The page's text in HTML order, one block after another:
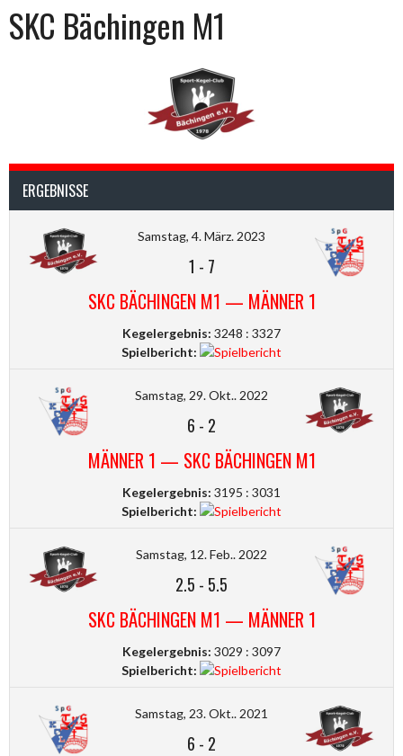
SKC Bächingen M1
ERGEBNISSE
Samstag, 4. März. 2023
1 - 7
SKC BÄCHINGEN M1 — MÄNNER 1
Kegelergebnis: 3248 : 3327
Spielbericht:
Samstag, 29. Okt.. 2022
6 - 2
MÄNNER 1 — SKC BÄCHINGEN M1
Kegelergebnis: 3195 : 3031
Spielbericht:
Samstag, 12. Feb.. 2022
2.5 - 5.5
SKC BÄCHINGEN M1 — MÄNNER 1
Kegelergebnis: 3029 : 3097
Spielbericht:
Samstag, 23. Okt.. 2021
6 - 2